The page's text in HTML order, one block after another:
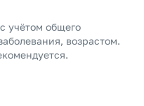
учётом общего
возрастом.